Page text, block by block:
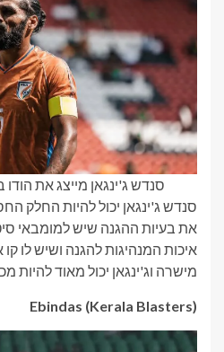
סנדש ג'ינגאן מייצג את הודו
סנדש ג'ינגאן יכול להיות החלק
איכות המנהיגות להגנה ושיש לו
מישרה וג'ינגאן יכול מאוד להיות
Ebindas (Kerala Blasters)